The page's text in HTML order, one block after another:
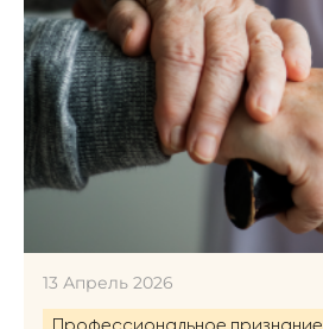
13 Апрель 2026